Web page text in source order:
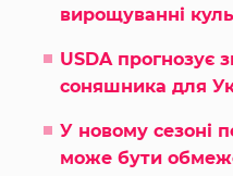
вирощуванні
USDA
соняшника для
У новому сезоні
може бути